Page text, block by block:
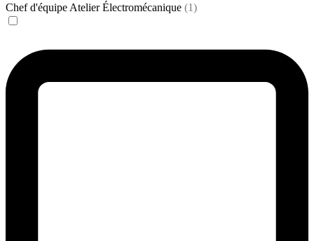
Chef d'équipe Atelier Électromécanique (1)